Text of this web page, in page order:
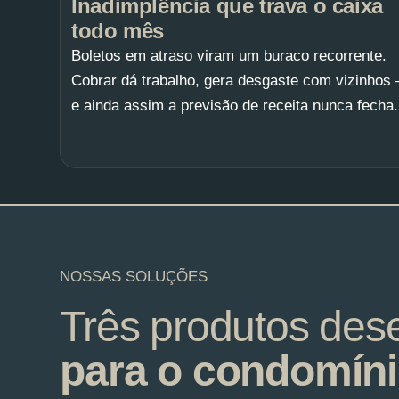
Inadimplência que trava o caixa
todo mês
Boletos em atraso viram um buraco recorrente.
Cobrar dá trabalho, gera desgaste com
e ainda assim a previsão de receita nunca fecha.
NOSSAS SOLUÇÕES
Três produtos
para o